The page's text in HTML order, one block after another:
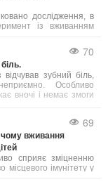
дослідження, в
із вживанням
з яйцями допомагає
покращуючи
70
зубний біль,
Особливо
вночі і немає змоги
69
чому вживання
сприяє зміцненню
місцевого імунітету у